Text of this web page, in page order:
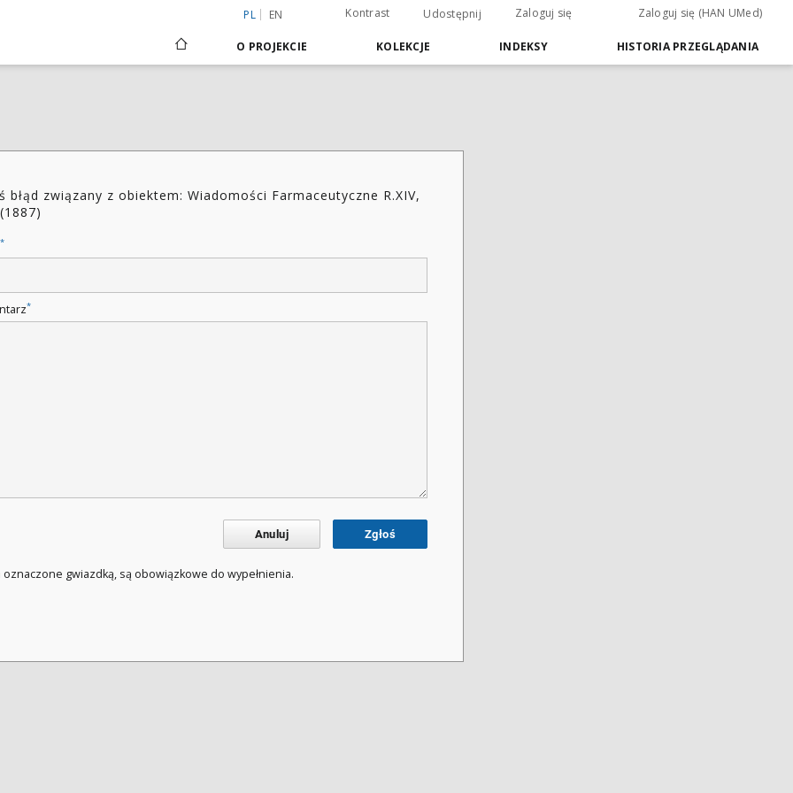
PL EN Kontrast Udostępnij Zaloguj się Zaloguj się (HAN UMed)
O PROJEKCIE KOLEKCJE INDEKSY HISTORIA PRZEGLĄDANIA
błąd związany z obiektem: Wiadomości Farmaceutyczne R.XIV,
*
*
Anuluj Zgłoś
oznaczone gwiazdką, są obowiązkowe do wypełnienia.